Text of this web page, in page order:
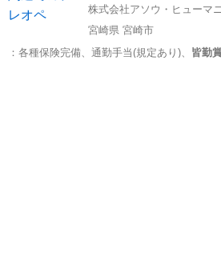
株式会社アソウ・ヒュー
宮崎県 宮崎市
：各種保険完備、通勤手当(規定あり)、 皆勤